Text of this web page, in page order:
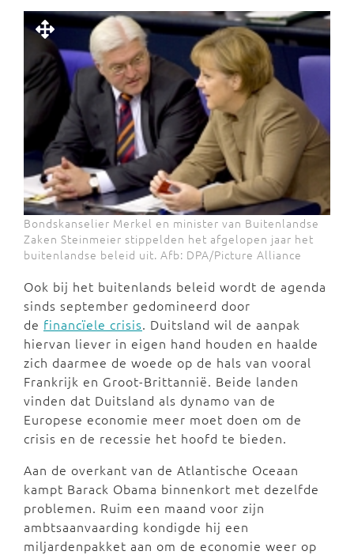
Bondskanselier Merkel en minister van Buitenlandse
Zaken Steinmeier stippelden het afgelopen jaar het
buitenlandse beleid uit. Afb: DPA/Picture Alliance
Ook bij het buitenlands beleid wordt de agenda
sinds september gedomineerd door
de financïele crisis. Duitsland wil de aanpak
hiervan liever in eigen hand houden en haalde
zich daarmee de woede op de hals van vooral
Frankrijk en Groot-Brittannië. Beide landen
vinden dat Duitsland als dynamo van de
Europese economie meer moet doen om de
crisis en de recessie het hoofd te bieden.
Aan de overkant van de Atlantische Oceaan
kampt Barack Obama binnenkort met dezelfde
problemen. Ruim een maand voor zijn
ambtsaanvaarding kondigde hij een
miljardenpakket aan om de economie weer op